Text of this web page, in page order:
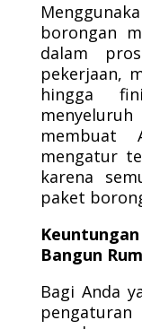
borongan
dalam
pekerjaan,
hingga
membuat
mengatur
karena
paket
Bangun
Bagi Anda
pengaturan